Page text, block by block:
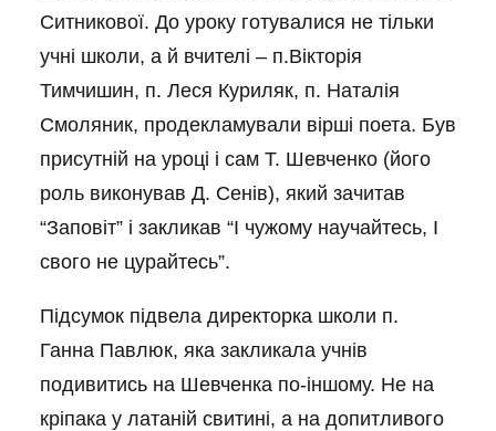
Ситникової. До уроку готувалися не тільки
учні школи, а й вчителі – п.Вікторія
Тимчишин, п. Леся Куриляк, п. Наталія
Смоляник, продекламували вірші поета. Був
присутній на уроці і сам Т. Шевченко (його
роль виконував Д. Сенів), який зачитав
“Заповіт” і закликав “І чужому научайтесь, І
свого не цурайтесь”.
Підсумок підвела директорка школи п.
Ганна Павлюк, яка закликала учнів
подивитись на Шевченка по-іншому. Не на
кріпака у латаній свитині, а на допитливого